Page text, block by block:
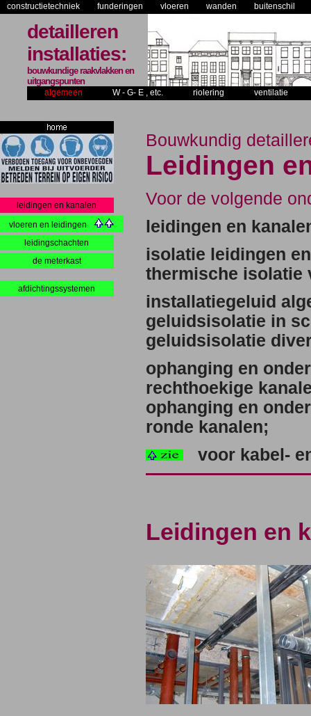
constructietechniek funderingen vloeren wanden buitenschil
detailleren
installaties:
bouwkundige raakvlakken en
uitgangspunten
algemeen W - G- E , etc. riolering ventilatie
Bouwkundig
Leidingen
Voor de volgende
leidingen en
isolatie leidingen
thermische isolatie
installatiegeluid
geluidsisolatie in
geluidsisolatie
ophanging en
rechthoekige
ophanging en
ronde kanalen;
voor kabel-
Leidingen en
leidingen en kanalen
vloeren en leidingen
leidingschachten
de meterkast
afdichtingssystemen